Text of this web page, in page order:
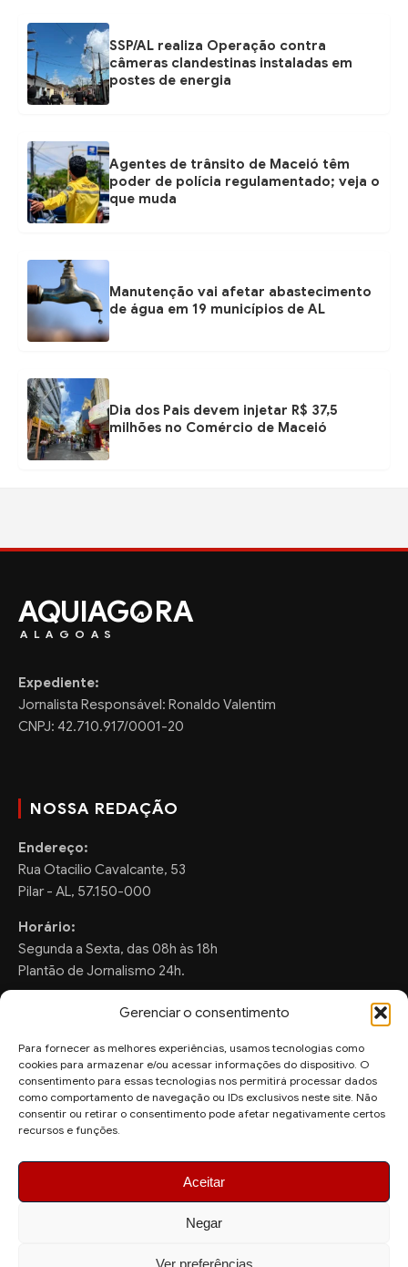
Gerenciar o consentimento
Para fornecer as melhores experiências, usamos tecnologias como
cookies para armazenar e/ou acessar informações do dispositivo. O
consentimento para essas tecnologias nos permitirá processar dados
como comportamento de navegação ou IDs exclusivos neste site. Não
consentir ou retirar o consentimento pode afetar negativamente certos
recursos e funções.
Aceitar
Negar
Ver preferências
SSP/AL realiza Operação contra
câmeras clandestinas instaladas em
postes de energia
Agentes de trânsito de Maceió têm
poder de polícia regulamentado; veja o
que muda
Manutenção vai afetar abastecimento
de água em 19 municípios de AL
Dia dos Pais devem injetar R$ 37,5
milhões no Comércio de Maceió
AQUIAG RA
ALAGOAS
Expediente:
Jornalista Responsável: Ronaldo Valentim
CNPJ: 42.710.917/0001-20
NOSSA REDAÇÃO
Endereço:
Rua Otacilio Cavalcante, 53
Pilar - AL, 57.150-000
Horário:
Segunda a Sexta, das 08h às 18h
Plantão de Jornalismo 24h.
FALE CONOSCO
Sugestões de Pauta:
ronaldo.valentim150@gmail.com